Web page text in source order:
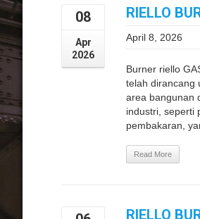
08
Apr
2026
RIELLO
April 8, 2026
Burner riello
telah dirancang
area bangunan
industri, seperti
pembakaran,
Read More
RIELLO